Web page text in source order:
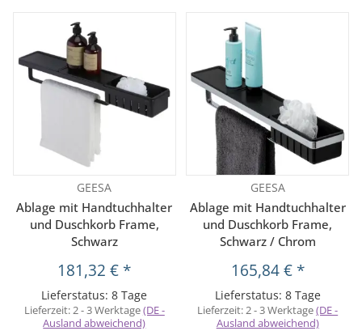
GEESA
Ablage mit Handtuchhalter
und Duschkorb Frame,
Schwarz
181,32 € *
Lieferstatus: 8 Tage
Lieferzeit:2 - 3 Werktage(DE -
Ausland abweichend)
GEESA
Ablage mit Handtuchhalter
und Duschkorb Frame,
Schwarz / Chrom
165,84 € *
Lieferstatus: 8 Tage
Lieferzeit:2 - 3 Werktage(DE -
Ausland abweichend)